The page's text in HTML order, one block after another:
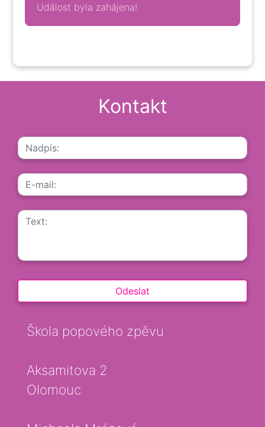
Událost byla zahájena!
Kontakt
Škola popového zpěvu
Aksamitova 2
Olomouc